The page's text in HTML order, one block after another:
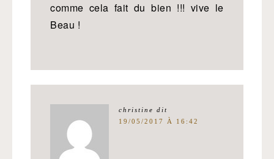
comme cela fait du bien !!! vive le
Beau !
christine dit
19/05/2017 À 16:42